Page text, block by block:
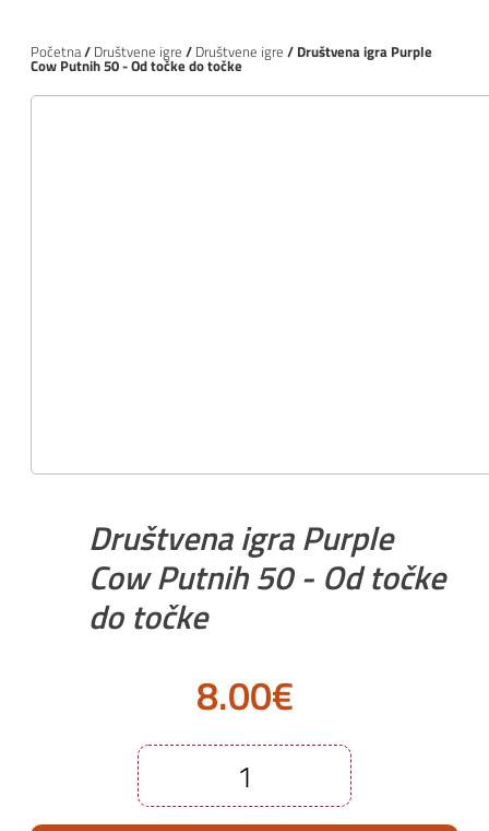
Početna/ Društvene igre / Društvene igre / Društvena igra Purple
Cow Putnih 50 - Od točke do točke
Društvena igra Purple
Cow Putnih 50 - Od točke
do točke
8.00€
igra
Purple